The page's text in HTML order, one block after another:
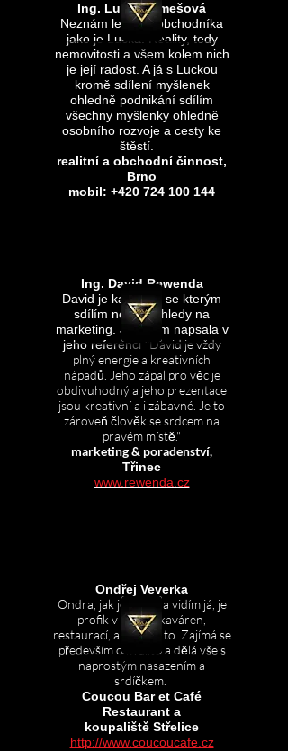
Ing. Lucie Klimešová
Neznám lepšího obchodníka
jako je Lucka. Reality, tedy
nemovitosti a všem kolem nich
je její radost. A já s Luckou
kromě sdílení myšlenek
ohledně podnikání sdílím
všechny myšlenky ohledně
osobního rozvoje a cesty ke
štěstí.
realitní a obchodní činnost,
Brno
mobil: +420 724 100 144
Ing. David Rewenda
David je kamarád se kterým
sdílím nejen pohledy na
marketing. Jak jsem napsala v
jeho referenci "David je vždy
plný energie a kreativních
nápadů. Jeho zápal pro věc je
obdivuhodný a jeho prezentace
jsou kreativní a i zábavné. Je to
zároveň člověk se srdcem na
pravém místě."
marketing & poradenství,
Třinec
www.rewenda.cz
Ondřej Veverka
Ondra, jak jej znám a vidím já, je
profik v oblasti kaváren,
restaurací, ale nejen to. Zajímá se
především o kvalitu a dělá vše s
naprostým nasazením a
srdíčkem.
Coucou Bar et Café
Restaurant a
koupaliště Střelice
http://www.coucoucafe.cz